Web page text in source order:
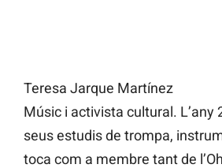
Teresa Jarque Martínez
Músic i activista cultural. L’any
seus estudis de trompa,
toca com a membre tant de